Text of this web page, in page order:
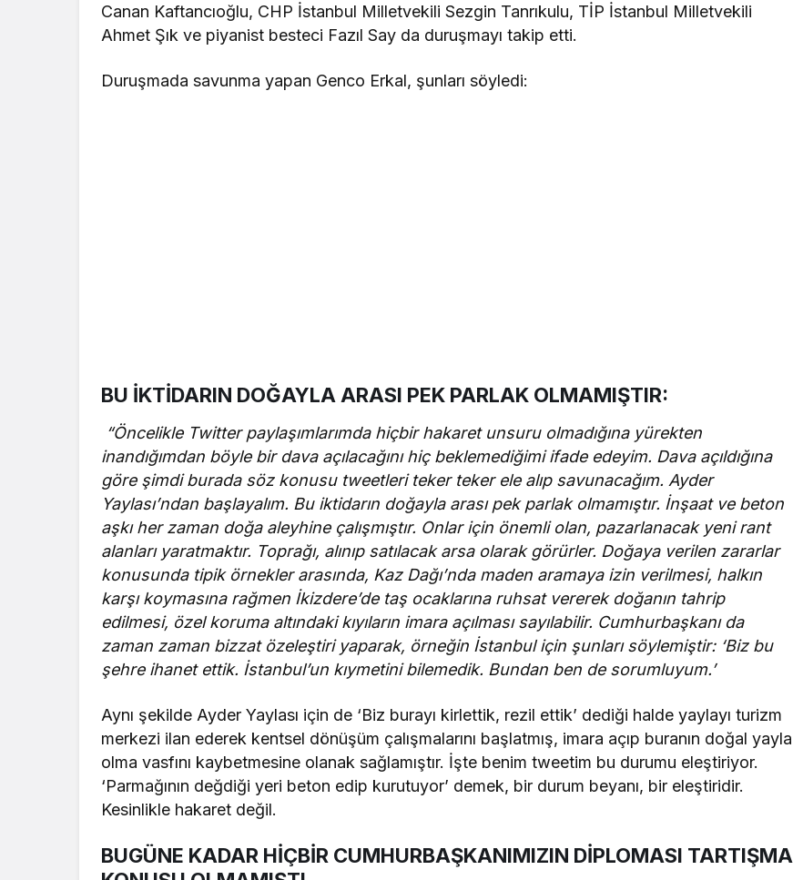
Canan Kaftancıoğlu, CHP İstanbul Milletvekili Sezgin Tanrıkulu, TİP İstanbul Milletvekili
Ahmet Şık ve piyanist besteci Fazıl Say da duruşmayı takip etti.
Duruşmada savunma yapan Genco Erkal, şunları söyledi:
BU İKTİDARIN DOĞAYLA ARASI PEK PARLAK OLMAMIŞTIR:
“Öncelikle Twitter paylaşımlarımda hiçbir hakaret unsuru olmadığına yürekten
inandığımdan böyle bir dava açılacağını hiç beklemediğimi ifade edeyim. Dava açıldığına
göre şimdi burada söz konusu tweetleri teker teker ele alıp savunacağım. Ayder
Yaylası’ndan başlayalım. Bu iktidarın doğayla arası pek parlak olmamıştır. İnşaat ve beton
aşkı her zaman doğa aleyhine çalışmıştır. Onlar için önemli olan, pazarlanacak yeni rant
alanları yaratmaktır. Toprağı, alınıp satılacak arsa olarak görürler. Doğaya verilen zararlar
konusunda tipik örnekler arasında, Kaz Dağı’nda maden aramaya izin verilmesi, halkın
karşı koymasına rağmen İkizdere’de taş ocaklarına ruhsat vererek doğanın tahrip
edilmesi, özel koruma altındaki kıyıların imara açılması sayılabilir. Cumhurbaşkanı da
zaman zaman bizzat özeleştiri yaparak, örneğin İstanbul için şunları söylemiştir: ‘Biz bu
şehre ihanet ettik. İstanbul’un kıymetini bilemedik. Bundan ben de sorumluyum.’
Aynı şekilde Ayder Yaylası için de ‘Biz burayı kirlettik, rezil ettik’ dediği halde yaylayı turizm
merkezi ilan ederek kentsel dönüşüm çalışmalarını başlatmış, imara açıp buranın doğal yayla
olma vasfını kaybetmesine olanak sağlamıştır. İşte benim tweetim bu durumu eleştiriyor.
‘Parmağının değdiği yeri beton edip kurutuyor’ demek, bir durum beyanı, bir eleştiridir.
Kesinlikle hakaret değil.
BUGÜNE KADAR HİÇBİR CUMHURBAŞKANIMIZIN DİPLOMASI TARTIŞMA